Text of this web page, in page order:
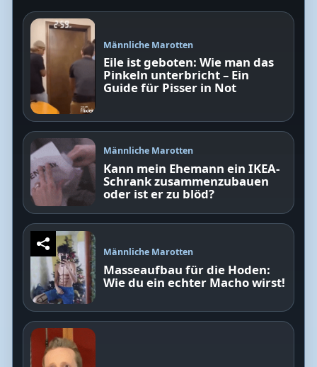
Männliche Marotten
Eile ist geboten: Wie man das
Pinkeln unterbricht – Ein
Guide für Pisser in Not
Männliche Marotten
Kann mein Ehemann ein IKEA-
Schrank zusammenzubauen
oder ist er zu blöd?
Männliche Marotten
Masseaufbau für die Hoden:
Wie du ein echter Macho wirst!